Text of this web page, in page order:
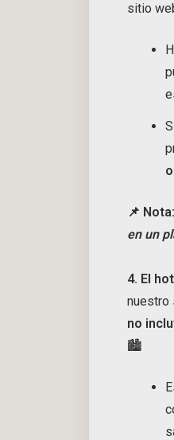
sitio
📌 Nota:
en un
4. El
nuestro
no
🏙️